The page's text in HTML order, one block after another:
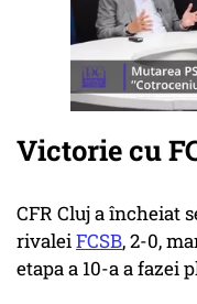
Victorie cu
CFR Cluj a încheiat
rivaleiFCSB, 2-0,
etapa a 10-a a fazei